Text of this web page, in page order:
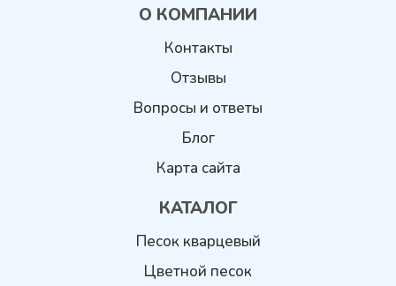
О КОМПАНИИ
Контакты
Отзывы
Вопросы и ответы
Блог
Карта сайта
КАТАЛОГ
Песок кварцевый
Цветной песок